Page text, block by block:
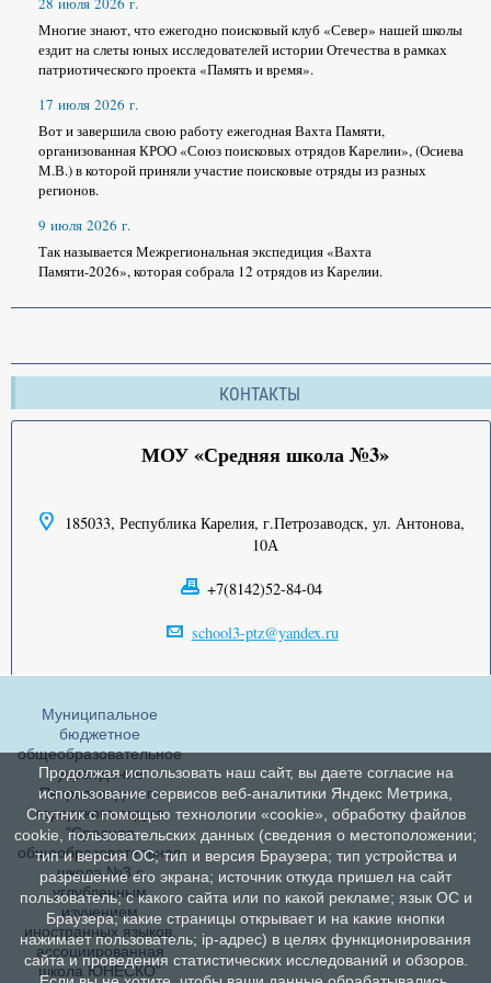
Многие знают, что ежегодно поисковый клуб «Север» нашей школы
ездит на слеты юных исследователей истории Отечества в рамках
патриотического проекта «Память и время».
17 июля 2026 г.
Вот и завершила свою работу ежегодная Вахта Памяти,
организованная КРОО «Союз поисковых отрядов Карелии», (Осиева
М.В.) в которой приняли участие поисковые отряды из разных
регионов.
9 июля 2026 г.
Так называется Межрегиональная экспедиция «Вахта
Памяти-2026», которая собрала 12 отрядов из Карелии.
КОНТАКТЫ
МОУ «Средняя школа №3»
185033, Республика Карелия, г.Петрозаводск, ул. Антонова,
10А
+7(8142)52-84-04
school3-ptz@yandex.ru
Муниципальное
бюджетное
общеобразовательное
учреждение
Петрозаводского
городского округа
"Средняя
общеобразовательная
школа №3 с
углубленным
изучением
иностранных языков,
ассоциированная
школа ЮНЕСКО"
Продолжая использовать наш сайт, вы даете согласие на
использование сервисов веб-аналитики Яндекс Метрика,
Спутник с помощью технологии «cookie», обработку файлов
cookie, пользовательских данных (сведения о местоположении;
тип и версия ОС; тип и версия Браузера; тип устройства и
разрешение его экрана; источник откуда пришел на сайт
пользователь; с какого сайта или по какой рекламе; язык ОС и
Браузера; какие страницы открывает и на какие кнопки
нажимает пользователь; ip-адрес) в целях функционирования
сайта и проведения статистических исследований и обзоров.